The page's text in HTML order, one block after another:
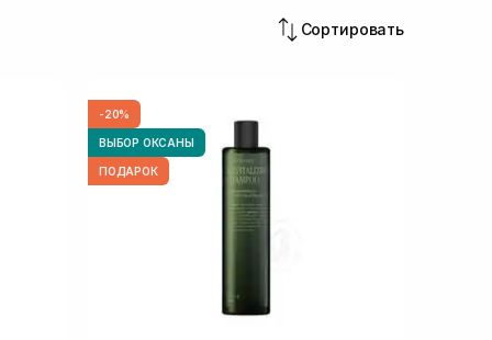
Сортировать
-20%
ВЫБОР ОКСАНЫ
ПОДАРОК